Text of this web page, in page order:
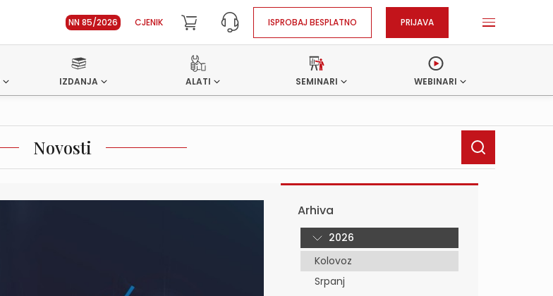
NN 85/2026 CJENIK ISPROBAJ BESPLATNO PRIJAVA
IZDANJA ALATI SEMINARI WEBINARI
Novosti
Arhiva
2026
Kolovoz
Srpanj